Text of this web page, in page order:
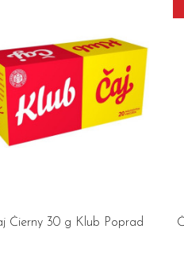
Čierny 30 g Klub Poprad